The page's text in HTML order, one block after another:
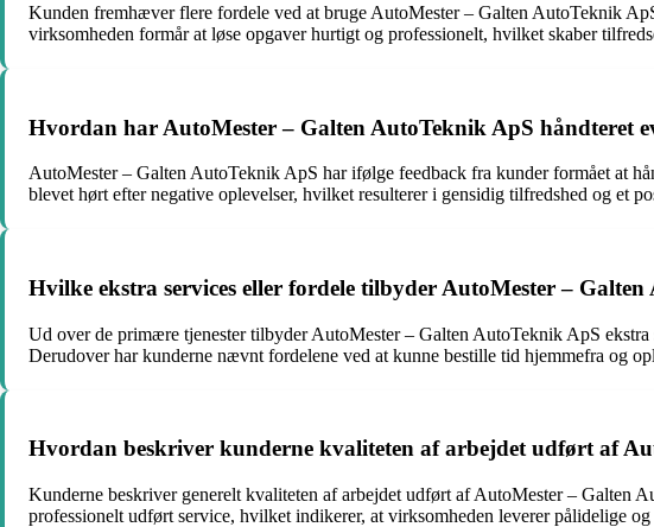
Kunden fremhæver flere fordele ved at bruge AutoMester – Galten AutoTeknik
virksomheden formår at løse opgaver hurtigt og professionelt, hvilket skaber
Hvordan har AutoMester – Galten AutoTeknik ApS håndteret
AutoMester – Galten AutoTeknik ApS har ifølge feedback fra kunder formået at
blevet hørt efter negative oplevelser, hvilket resulterer i gensidig tilfredshed og et
Hvilke ekstra services eller fordele tilbyder AutoMester –
Ud over de primære tjenester tilbyder AutoMester – Galten AutoTeknik ApS
Derudover har kunderne nævnt fordelene ved at kunne bestille tid hjemmefra og
Hvordan beskriver kunderne kvaliteten af arbejdet udført af
Kunderne beskriver generelt kvaliteten af arbejdet udført af AutoMester –
professionelt udført service, hvilket indikerer, at virksomheden leverer pålidelige